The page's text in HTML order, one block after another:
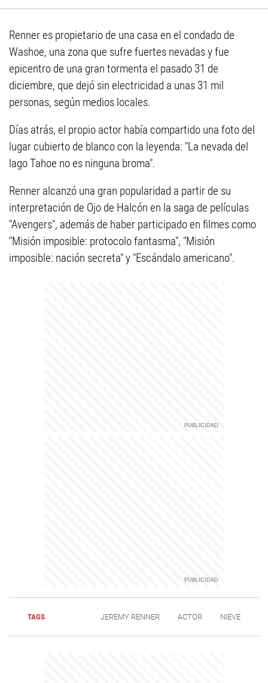
Renner es propietario de una casa en el condado de
Washoe, una zona que sufre fuertes nevadas y fue
epicentro de una gran tormenta el pasado 31 de
diciembre, que dejó sin electricidad a unas 31 mil
personas, según medios locales.
Días atrás, el propio actor había compartido una foto del
lugar cubierto de blanco con la leyenda: "La nevada del
lago Tahoe no es ninguna broma".
Renner alcanzó una gran popularidad a partir de su
interpretación de Ojo de Halcón en la saga de películas
"Avengers", además de haber participado en filmes como
"Misión imposible: protocolo fantasma", "Misión
imposible: nación secreta" y "Escándalo americano".
TAGS JEREMY RENNER ACTOR NIEVE